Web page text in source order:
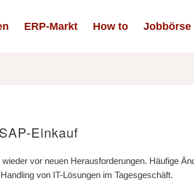
ERP-Markt How to Jobbörse
Einkauf
vor neuen Herausforderungen. Häufige
von IT-Lösungen im Tagesgeschäft.